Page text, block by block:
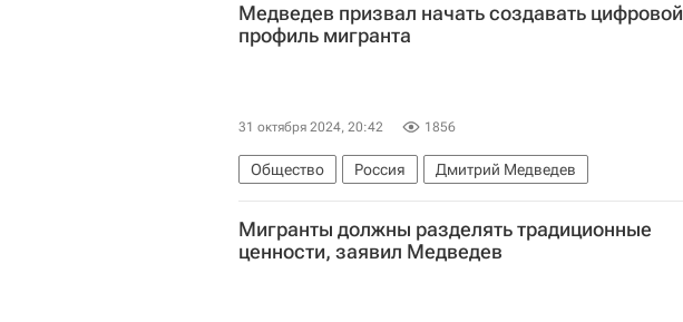
Вооруженные силы РФ
Безопасность
Медведев призвал начать создавать цифровой
профиль мигранта
31 октября 2024, 20:42 1856
Общество Россия Дмитрий Медведев
Мигранты должны разделять традиционные
ценности, заявил Медведев